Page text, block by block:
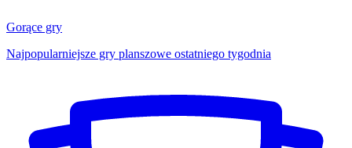
Gorące gry
Najpopularniejsze gry planszowe ostatniego tygodnia